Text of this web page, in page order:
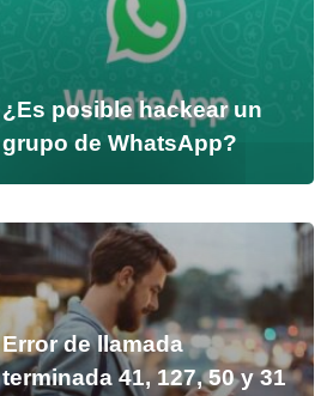
¿Es posible hackear un
grupo de WhatsApp?
Error de llamada
terminada 41, 127, 50 y 31